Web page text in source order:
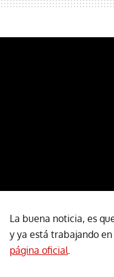
La buena noticia, es
y ya está trabajando
página oficial.